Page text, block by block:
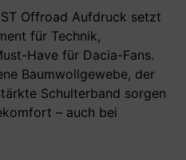
Offroad Aufdruck setzt
für Technik,
Have für Dacia-Fans.
Baumwollgewebe, der
Schulterband sorgen
– auch bei